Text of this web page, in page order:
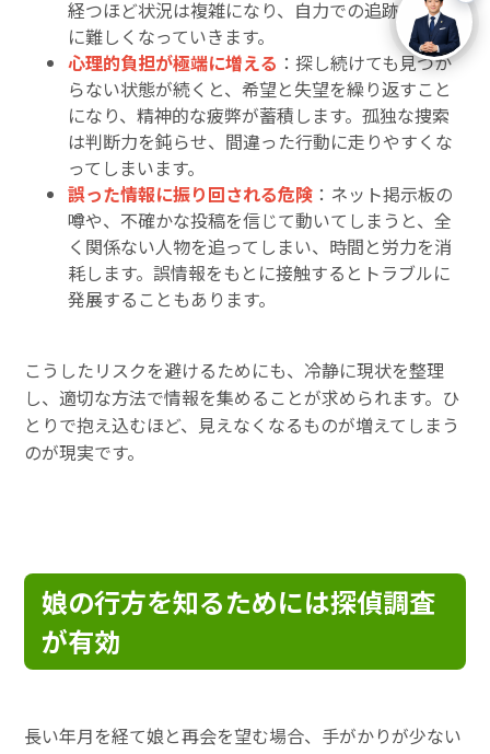
経つほど状況は複雑になり、自力での追跡はさら
に難しくなっていきます。
心理的負担が極端に増える ：探し続けても見つか
らない状態が続くと、希望と失望を繰り返すこと
になり、精神的な疲弊が蓄積します。孤独な捜索
は判断力を鈍らせ、間違った行動に走りやすくな
ってしまいます。
誤った情報に振り回される危険 ：ネット掲示板の
噂や、不確かな投稿を信じて動いてしまうと、全
く関係ない人物を追ってしまい、時間と労力を消
耗します。誤情報をもとに接触するとトラブルに
発展することもあります。
こうしたリスクを避けるためにも、冷静に現状を整理
し、適切な方法で情報を集めることが求められます。ひ
とりで抱え込むほど、見えなくなるものが増えてしまう
のが現実です。
娘の行方を知るためには探偵調査
が有効
長い年月を経て娘と再会を望む場合、手がかりが少ない